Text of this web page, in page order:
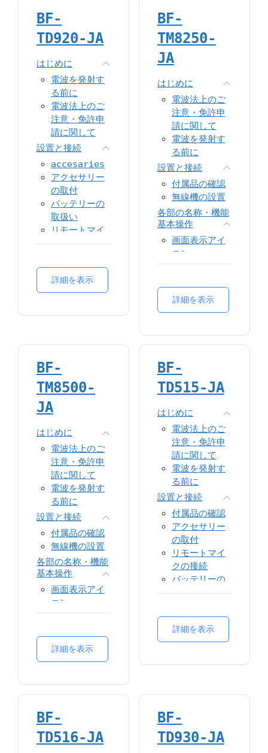
法
ボタン機能設
定
機能
コンタクト
スキャン
サイトローミ
ング
ゾーン
SMS
コールログ
設定
音声録音
緊急通報
ワークアロー
ン（ローンワ
コバートモー
ド
衛星測位
プライオリテ
TDMAダイレク
音声通信の位
置情報表示
エリアス表示
送出デバイス
Pseudo
Trunk（スー
ド・トラン
ク）
異なる周波数
によるダイレ
クトモード
Pass-
Through
(DMP)
TOT
送信許可
バッテリー管
拒否
モニター
スケルチレベ
CTCSS/CDCSS
BF-
TD920-JA
はじめに
電波を発射す
る前に
電波法上のご
注意・免許申
請に関して
設置と接続
accesaries
アクセサリー
の取付
バッテリーの
取扱い
リモートマイ
クマイクの接
各部の名称・機能
基本操作
詳細を表示
BF-
TM8250-
JA
はじめに
電波法上のご
注意・免許申
請に関して
電波を発射す
る前に
設置と接続
付属品の確認
無線機の設置
各部の名称・機能
基本操作
画面表示アイ
コン
操作方法
ボタン機能設
機能
SMS
コールログ
スキャン
ング
ゾーン
設定
アクセサリー
緊急通報
ワークアロー
ン
未登録局受信
拒否
ダイレクトモ
ード運用
Back-to-
Back
スロット選択
ネットワーク
SFR
ィ割込み
チェック
クスコール
スケルチレベ
ル
詳細を表示
BF-
TM8500-
JA
はじめに
電波法上のご
注意・免許申
請に関して
電波を発射す
る前に
設置と接続
付属品の確認
無線機の設置
各部の名称・機能
基本操作
画面表示アイ
コン
操作方法
法
ボタン機能設
機能
スキャン
ゾーン
SMS
詳細を表示
BF-
TD515-JA
はじめに
電波法上のご
注意・免許申
請に関して
電波を発射す
る前に
設置と接続
付属品の確認
アクセサリー
の取付
リモートマイ
クの接続
バッテリーの
取扱い
基本操作
画面表示アイ
操作方法
定
機能
コンタクト
詳細を表示
BF-
TD516-JA
BF-
TD930-JA